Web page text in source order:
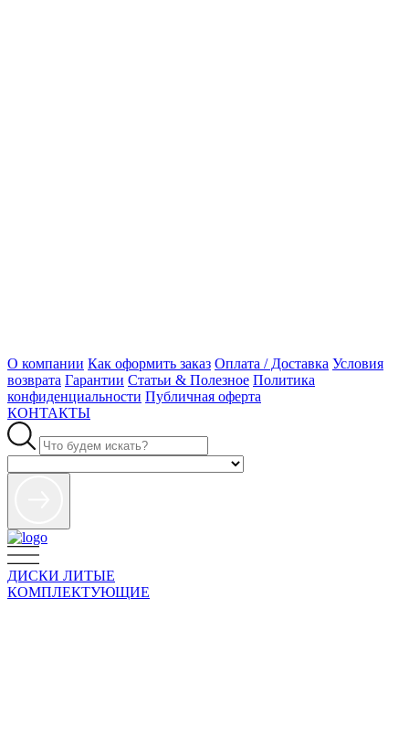
О компании Как оформить заказ Оплата / Доставка Условия
возврата Гарантии Статьи & Полезное Политика
конфиденциальности Публичная оферта
КОНТАКТЫ
ДИСКИ ЛИТЫЕ
КОМПЛЕКТУЮЩИЕ